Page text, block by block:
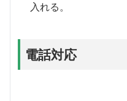
入れる。
電話対応